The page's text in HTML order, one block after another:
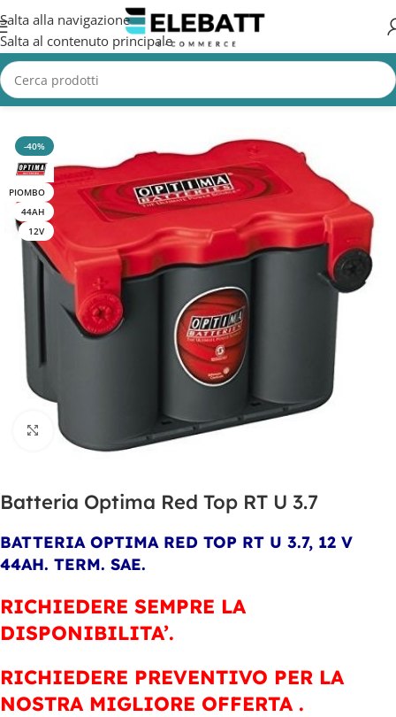
Salta alla navigazione
Salta al contenuto principale
Home/CAMION/Batterie Camion/Batterie Avviamento Camion
-40%
PIOMBO
44AH
12V
Clicca per ingrandire
Batteria Optima Red Top RT U 3.7
BATTERIA OPTIMA RED TOP RT U 3.7, 12 V
44AH. TERM. SAE.
RICHIEDERE SEMPRE LA
DISPONIBILITA’.
RICHIEDERE PREVENTIVO PER LA
NOSTRA MIGLIORE OFFERTA .